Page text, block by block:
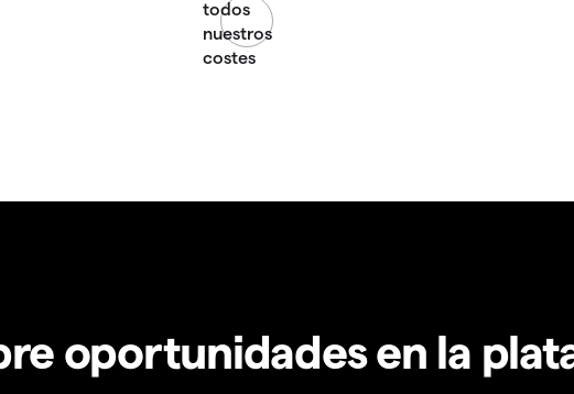
oportunidades en la